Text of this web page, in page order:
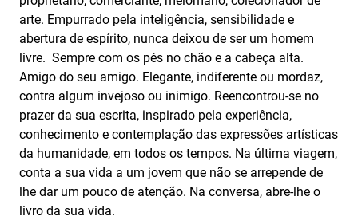
arte. Empurrado pela inteligência, sensibilidade e
abertura de espírito, nunca deixou de ser um homem
livre. Sempre com os pés no chão e a cabeça alta.
Amigo do seu amigo. Elegante, indiferente ou mordaz,
contra algum invejoso ou inimigo. Reencontrou-se no
prazer da sua escrita, inspirado pela experiência,
conhecimento e contemplação das expressões artísticas
da humanidade, em todos os tempos. Na última viagem,
conta a sua vida a um jovem que não se arrepende de
lhe dar um pouco de atenção. Na conversa, abre-lhe o
livro da sua vida.